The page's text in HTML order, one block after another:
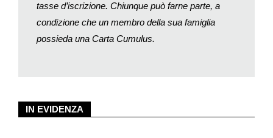
IN EVIDENZA
tasse d’iscrizione. Chiunque può farne parte, a
condizione che un membro della sua famiglia
possieda una Carta Cumulus.